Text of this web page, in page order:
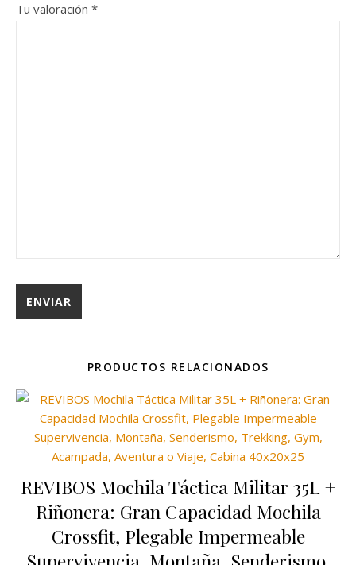
Tu valoración *
PRODUCTOS RELACIONADOS
REVIBOS Mochila Táctica Militar 35L +
Riñonera: Gran Capacidad Mochila
Crossfit, Plegable Impermeable